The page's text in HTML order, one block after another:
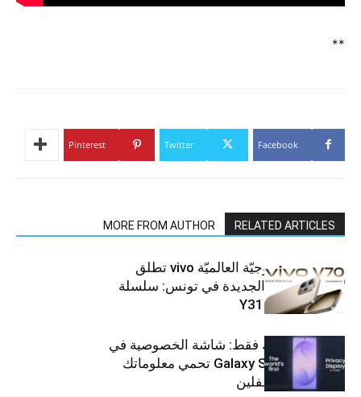
**
Facebook
Twitter
Pinterest
RELATED ARTICLES
MORE FROM AUTHOR
العلامة التّكنولوجيّة العالميّة vivo تطلق
هواتفها الذكيّة الجديدة في تونس: سلسلة
V70 وسلسلة Y31
شاشتك، لعينيك فقط: شاشة الخصوصية في
جهاز Galaxy S26 Ultra تحمي معلوماتك
من أعين المتطفلين